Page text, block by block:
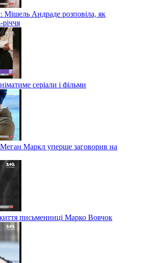
Мішель Андраде розповіла, як
серіали і фільми
Маркл уперше заговорив на
письменниці Марко Вовчок